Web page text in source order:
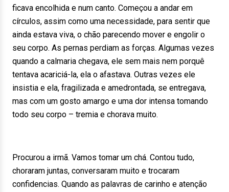
ficava encolhida e num canto. Começou a andar em
círculos, assim como uma necessidade, para sentir que
ainda estava viva, o chão parecendo mover e engolir o
seu corpo. As pernas perdiam as forças. Algumas vezes
quando a calmaria chegava, ele sem mais nem porquê
tentava acariciá-la, ela o afastava. Outras vezes ele
insistia e ela, fragilizada e amedrontada, se entregava,
mas com um gosto amargo e uma dor intensa tomando
todo seu corpo – tremia e chorava muito.
Procurou a irmã. Vamos tomar um chá. Contou tudo,
choraram juntas, conversaram muito e trocaram
confidencias. Quando as palavras de carinho e atenção